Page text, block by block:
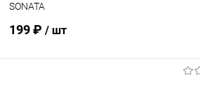
SONATA
199 ₽ / шт